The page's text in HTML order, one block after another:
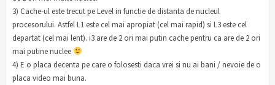
3) Cache-ul este trecut pe Level in functie de distanta de nucleul
procesorului. Astfel L1 este cel mai apropiat (cel mai rapid) si L3 este cel
departat (cel mai lent). i3 are de 2 ori mai putin cache pentru ca are de 2 ori
mai putine nuclee
4) E o placa decenta pe care o folosesti daca vrei si nu ai bani / nevoie de o
placa video mai buna.